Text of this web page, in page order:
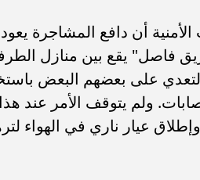
أن دافع المشاجرة
فاصل" يقع بين منازل
على بعضهم البعض
ولم يتوقف الأمر عند
عيار ناري في الهواء